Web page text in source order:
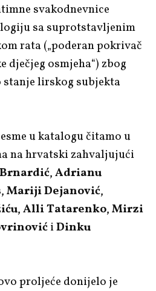
svakodnevnice
sa suprotstavljenim
rata („poderan pokrivač
dječjeg osmjeha“) zbog
stanje lirskog subjekta
u katalogu čitamo u
na hrvatski zahvaljujući
,Adrianu
,Mariji Dejanović,
,Alli Tatarenko,Mirzi
iDinku
proljeće donijelo je